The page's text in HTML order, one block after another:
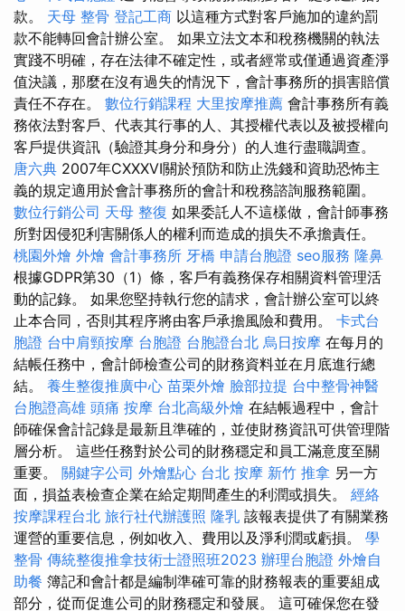
款。 天母 整骨 登記工商 以這種方式對客戶施加的違約罰
款不能轉回會計辦公室。 如果立法文本和稅務機關的執法
實踐不明確，存在法律不確定性，或者經常或僅通過資產淨
值決議，那麼在沒有過失的情況下，會計事務所的損害賠償
責任不存在。 數位行銷課程 大里按摩推薦 會計事務所有義
務依法對客戶、代表其行事的人、其授權代表以及被授權向
客戶提供資訊（驗證其身分和身分）的人進行盡職調查。
唐六典 2007年CXXXVI關於預防和防止洗錢和資助恐怖主
義的規定適用於會計事務所的會計和稅務諮詢服務範圍。
數位行銷公司 天母 整復 如果委託人不這樣做，會計師事務
所對因侵犯利害關係人的權利而造成的損失不承擔責任。
桃園外燴 外燴 會計事務所 牙橋 申請台胞證 seo服務 隆鼻
根據GDPR第30（1）條，客戶有義務保存相關資料管理活
動的記錄。 如果您堅持執行您的請求，會計辦公室可以終
止本合同，否則其程序將由客戶承擔風險和費用。 卡式台
胞證 台中肩頸按摩 台胞證 台胞證台北 烏日按摩 在每月的
結帳任務中，會計師檢查公司的財務資料並在月底進行總
結。 養生整復推廣中心 苗栗外燴 臉部拉提 台中整骨神醫
台胞證高雄 頭痛 按摩 台北高級外燴 在結帳過程中，會計
師確保會計記錄是最新且準確的，並使財務資訊可供管理階
層分析。 這些任務對於公司的財務穩定和員工滿意度至關
重要。 關鍵字公司 外燴點心 台北 按摩 新竹 推拿 另一方
面，損益表檢查企業在給定期間產生的利潤或損失。 經絡
按摩課程台北 旅行社代辦護照 隆乳 該報表提供了有關業務
運營的重要信息，例如收入、費用以及淨利潤或虧損。 學
整骨 傳統整復推拿技術士證照班2023 辦理台胞證 外燴自
助餐 簿記和會計都是編制準確可靠的財務報表的重要組成
部分，從而促進公司的財務穩定和發展。 這可確保您在發